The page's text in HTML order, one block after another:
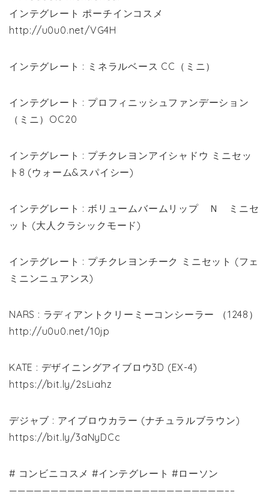
インテグレート ポーチインコスメ
http://u0u0.net/VG4H
インテグレート : ミネラルベース CC（ミニ）
インテグレート : プロフィニッシュファンデーション
（ミニ）OC20
インテグレート : プチクレヨンアイシャドウ ミニセッ
ト8 (ウォーム&スパイシー)
インテグレート : ボリュームバームリップ Ｎ ミニセ
ット (大人クラシックモード)
インテグレート : プチクレヨンチーク ミニセット (フェ
ミニンニュアンス)
NARS : ラディアントクリーミーコンシーラー （1248）
http://u0u0.net/10jp
KATE : デザイニングアイブロウ3D (EX-4)
https://bit.ly/2sLiahz
デジャブ : アイブロウカラー (ナチュラルブラウン)
https://bit.ly/3aNyDCc
# コンビニコスメ #インテグレート #ローソン
——————————————————————————–­­­­­–